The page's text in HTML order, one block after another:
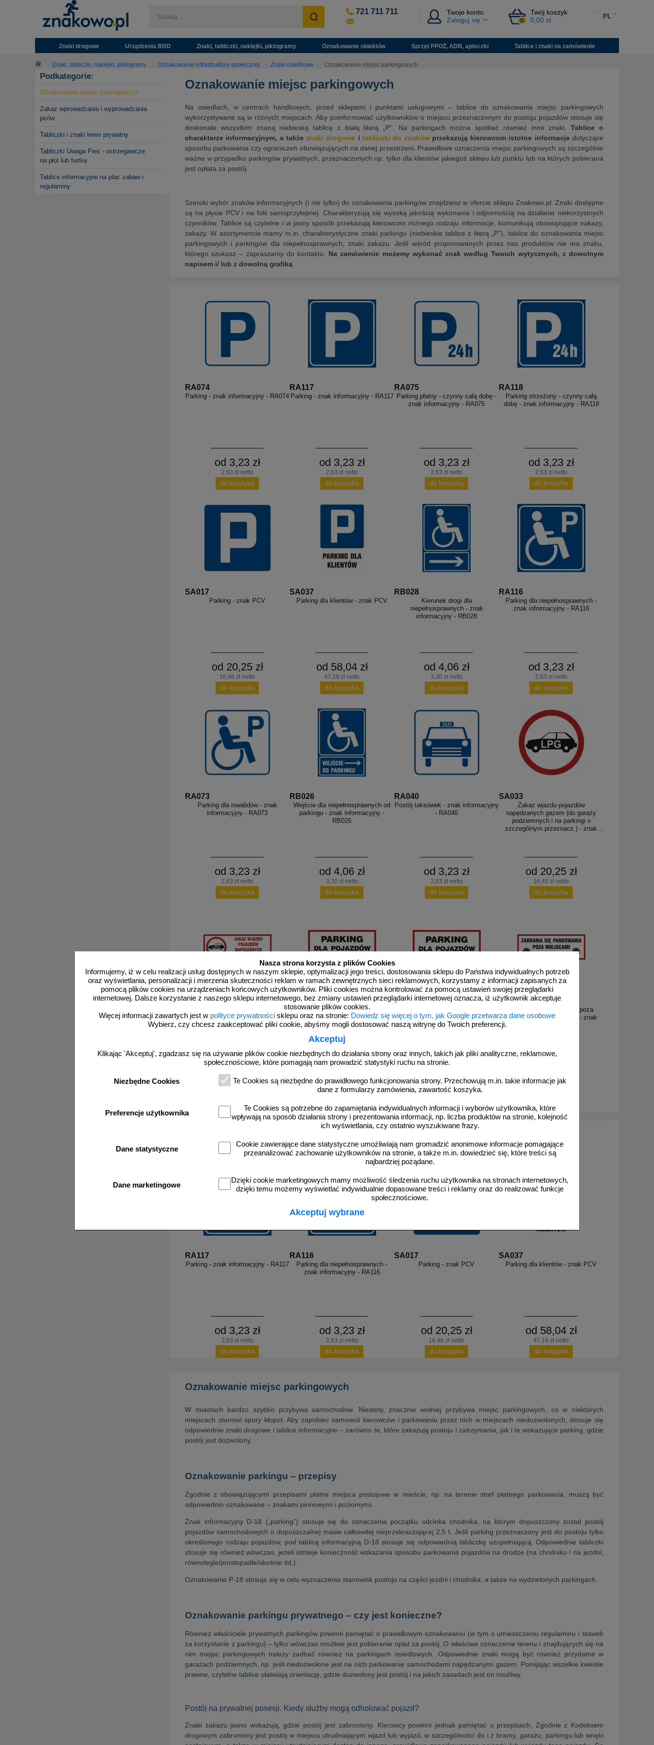
Nasza strona korzysta z plików Cookies
Informujemy, iż w celu realizacji usług dostępnych w naszym sklepie, optymalizacji jego treści, dostosowania sklepu do Państwa indywidualnych potrzeb
oraz wyświetlania, personalizacji i mierzenia skuteczności reklam w ramach zewnętrznych sieci reklamowych, korzystamy z informacji zapisanych za
pomocą plików cookies na urządzeniach końcowych użytkowników. Pliki cookies można kontrolować za pomocą ustawień swojej przeglądarki
internetowej. Dalsze korzystanie z naszego sklepu internetowego, bez zmiany ustawień przeglądarki internetowej oznacza, iż użytkownik akceptuje
stosowanie plików cookies.
Więcej informacji zawartych jest w polityce prywatności sklepu oraz na stronie: Dowiedz się więcej o tym, jak Google przetwarza dane osobowe
Wybierz, czy chcesz zaakceptować pliki cookie, abyśmy mogli dostosować naszą witrynę do Twoich preferencji.
Akceptuj
Klikając 'Akceptuj', zgadzasz się na używanie plików cookie niezbędnych do działania strony oraz innych, takich jak pliki analityczne, reklamowe,
społecznościowe, które pomagają nam prowadzić statystyki ruchu na stronie.
Niezbędne Cookies
Te Cookies są niezbędne do prawidłowego funkcjonowania strony. Przechowują m.in. takie informacje jak
dane z formularzy zamówienia, zawartość koszyka.
Preferencje użytkownika
Te Cookies są potrzebne do zapamiętania indywidualnych informacji i wyborów użytkownika, które
wpływają na sposób działania strony i prezentowania informacji, np. liczba produktów na stronie, kolejność
ich wyświetlania, czy ostatnio wyszukiwane frazy.
Dane statystyczne
Cookie zawierające dane statystyczne umożliwiają nam gromadzić anonimowe informacje pomagające
przeanalizować zachowanie użytkowników na stronie, a także m.in. dowiedzieć się, które treści są
najbardziej pożądane.
Dane marketingowe
Dzięki cookie marketingowych mamy możliwość śledzenia ruchu użytkownika na stronach internetowych,
dzięki temu możemy wyświetlać indywidualnie dopasowane treści i reklamy oraz do realizować funkcje
społecznościowe.
Akceptuj wybrane
721 711 711
Twoje konto
Zaloguj się
Twój koszyk
0 0,00 zł
PL
Znaki drogowe Urządzenia BRD Znaki, tabliczki, naklejki, piktogramy Oznakowanie obiektów Sprzęt PPOŻ, ADR, apteczki Tablice i znaki na zamówienie
Znaki, tabliczki, naklejki, piktogramy Oznakowanie infrastruktury społecznej Znaki osiedlowe Oznakowanie miejsc parkingowych
Podkategorie:
Oznakowanie miejsc parkingowych
Zakaz wprowadzania i wyprowadzania
psów
Tabliczki i znaki teren prywatny
Tabliczki Uwaga Pies - ostrzegawcze
na płot lub furtkę
Tablice informacyjne na plac zabaw i
regulaminy
Oznakowanie miejsc parkingowych
Na osiedlach, w centrach handlowych, przed sklepami i punktami usługowymi – tablice do oznakowania miejsc parkingowych
wykorzystywane są w różnych miejscach. Aby poinformować użytkowników o miejscu przeznaczonym do postoju pojazdów stosuje się
doskonale wszystkim znaną niebieską tablicę z białą literą „P”. Na parkingach można spotkać również inne znaki.Tablice o
charakterze informacyjnym, a takżeznaki drogowe itabliczki do znakówprzekazują kierowcom istotne informacjedotyczące
sposobu parkowania czy ograniczeń obowiązujących na danej przestrzeni. Prawidłowe oznaczenia miejsc parkingowych są szczególnie
ważne w przypadku parkingów prywatnych, przeznaczonych np. tylko dla klientów jakiegoś sklepu lub punktu lub na których pobierana
jest opłata za postój.
Szeroki wybór znaków informacyjnych (i nie tylko) do oznakowania parkingów znajdziesz w ofercie sklepu Znakowo.pl. Znaki dostępne
są na płycie PCV i na folii samoprzylepnej. Charakteryzują się wysoką jakością wykonania i odpornością na działanie niekorzystnych
czynników. Tablice są czytelne i w jasny sposób przekazują kierowcom różnego rodzaju informacje, komunikują obowiązujące nakazy,
zakazy. W asortymencie mamy m.in. charakterystyczne znaki parkingu (niebieskie tablice z literą „P”), tablice do oznakowania miejsc
parkingowych i parkingów dla niepełnosprawnych, znaki zakazu. Jeśli wśród proponowanych przez nas produktów nie ma znaku,
którego szukasz – zapraszamy do kontaktu. Na zamówienie możemy wykonać znak według Twoich wytycznych, z dowolnym
napisem i/ lub z dowolną grafiką
RA074
Parking - znak informacyjny - RA074
od 3,23 zł
2,63 zł netto
do koszyka
RA117
Parking - znak informacyjny - RA117
od 3,23 zł
2,63 zł netto
do koszyka
RA075
Parking płatny - czynny całą dobę -
znak informacyjny - RA075
od 3,23 zł
2,63 zł netto
do koszyka
RA118
Parking strzeżony - czynny całą
dobę - znak informacyjny - RA118
od 3,23 zł
2,63 zł netto
do koszyka
SA017
Parking - znak PCV
od 20,25 zł
16,46 zł netto
do koszyka
SA037
Parking dla klientów - znak PCV
od 58,04 zł
47,19 zł netto
do koszyka
RB028
Kierunek drogi dla
niepełnosprawnych - znak
informacyjny - RB028
od 4,06 zł
3,30 zł netto
do koszyka
RA116
Parking dla niepełnosprawnych -
znak informacyjny - RA116
od 3,23 zł
2,63 zł netto
do koszyka
RA073
Parking dla inwalidów - znak
informacyjny - RA073
od 3,23 zł
2,63 zł netto
do koszyka
RB026
Wejście dla niepełnosprawnych od
parkingu - znak informacyjny -
RB026
od 4,06 zł
3,30 zł netto
do koszyka
RA040
Postój taksówek - znak informacyjny
- RA040
od 3,23 zł
2,63 zł netto
do koszyka
SA033
Zakaz wjazdu pojazdów
napędzanych gazem (do garaży
podziemnych i na parkingi o
szczególnym przeznacz.) - znak
od 20,25 zł
16,46 zł netto
do koszyka
SA034
napędzanych gazem (do garaży
podziemnych i na parkingi o
od 28,28 zł
22,99 zł netto
SA026
Parking dla pojazdów ciężarowych -
znak PCV
od 22,31 zł
18,14 zł netto
SA025
znak PCV
od 22,31 zł
18,14 zł netto
SA029
Zabrania się parkowania poza
miejscami wyznaczonymi - znak
od 28,28 zł
22,99 zł netto
Najlepiej sprzedające się produkty
RA117
Parking - znak informacyjny - RA117
od 3,23 zł
2,63 zł netto
do koszyka
RA116
Parking dla niepełnosprawnych -
znak informacyjny - RA116
od 3,23 zł
2,63 zł netto
do koszyka
SA017
Parking - znak PCV
od 20,25 zł
16,46 zł netto
do koszyka
SA037
Parking dla klientów - znak PCV
od 58,04 zł
47,19 zł netto
do koszyka
Oznakowanie miejsc parkingowych
W miastach bardzo szybko przybywa samochodów. Niestety, znacznie wolniej przybywa miejsc parkingowych, co w niektórych
miejscach stanowi spory kłopot. Aby zapobiec samowoli kierowców i parkowaniu przez nich w miejscach niedozwolonych, stosuje się
odpowiednie znaki drogowe i tablice informacyjne – zarówno te, które zakazują postoju i zatrzymania, jak i te wskazujące parking, gdzie
postój jest dozwolony.
Oznakowanie parkingu – przepisy
Zgodnie z obowiązującymi przepisami płatne miejsca postojowe w mieście, np. na terenie stref płatnego parkowania, muszą być
odpowiednio oznakowane – znakami pionowymi i poziomymi.
Znak informacyjny D-18 („parking”) stosuje się do oznaczenia początku odcinka chodnika, na którym dopuszczony został postój
pojazdów samochodowych o dopuszczalnej masie całkowitej nieprzekraczającej 2,5 t. Jeśli parking przeznaczony jest do postoju tylko
określonego rodzaju pojazdów, pod tablicą informacyjną D-18 stosuje się odpowiednią tabliczkę uzupełniającą. Odpowiednie tabliczki
stosuje się również wówczas, jeżeli istnieje konieczność wskazania sposobu parkowania pojazdów na drodze (na chodniku / na jezdni;
równolegle/prostopadle/skośnie itd.).
Oznakowanie P-18 stosuje się w celu wyznaczenia stanowisk postoju na części jezdni i chodnika, a także na wydzielonych parkingach.
Oznakowanie parkingu prywatnego – czy jest konieczne?
Również właściciele prywatnych parkingów powinni pamiętać o prawidłowym oznakowaniu (w tym o umieszczeniu regulaminu i stawek
za korzystanie z parkingu) – tylko wówczas możliwe jest pobieranie opłat za postój. O właściwe oznaczenie terenu i znajdujących się na
nim miejsc parkingowych należy zadbać również na parkingach osiedlowych. Odpowiednie znaki mogą być również przydatne w
garażach podziemnych, np. jeśli niedozwolone jest na nich parkowanie samochodami napędzanymi gazem. Pomijając wszelkie kwestie
prawne, czytelne tablice ułatwiają orientację, gdzie dozwolony jest postój i na jakich zasadach jest on możliwy.
Postój na prywatnej posesji. Kiedy służby mogą odholować pojazd?
Znaki zakazu jasno wskazują, gdzie postój jest zabroniony. Kierowcy powinni jednak pamiętać o przepisach. Zgodnie z Kodeksem
drogowym zabroniony jest postój w miejscu utrudniającym wjazd lub wyjazd, w szczególności do i z bramy, garażu, parkingu lub wnęki